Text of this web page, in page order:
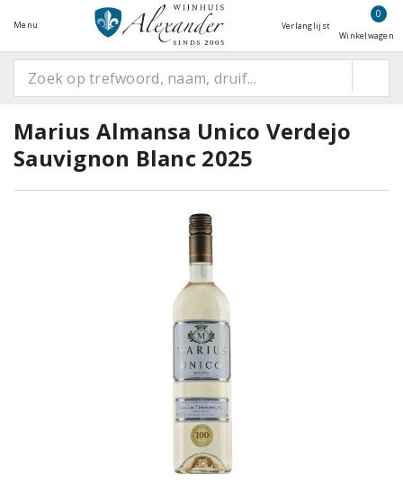
Menu Verlanglijst
0
Winkelwagen
Marius Almansa Unico Verdejo
Sauvignon Blanc 2025